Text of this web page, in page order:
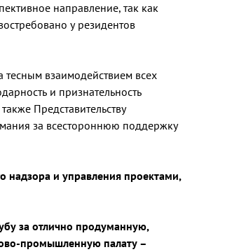
направление, так как
у резидентов
взаимодействием всех
и признательность
Представительству
за всестороннюю поддержку
надзора и управления проектами,
за отлично продуманную,
промышленную палату –